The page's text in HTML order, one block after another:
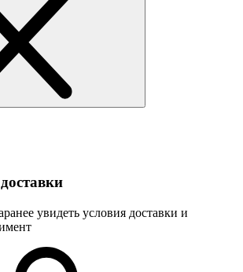
увидеть условия доставки и